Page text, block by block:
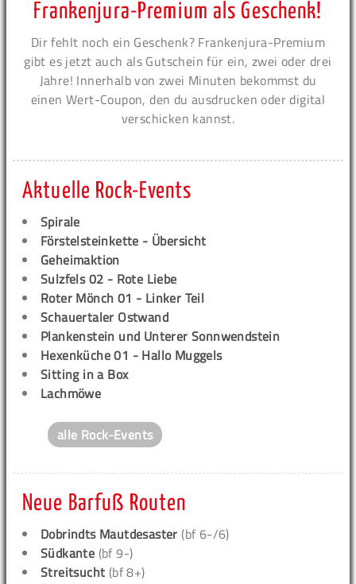
Frankenjura-Premium als Geschenk!
Dir fehlt noch ein Geschenk? Frankenjura-Premium
gibt es jetzt auch als Gutschein für ein, zwei oder drei
Jahre! Innerhalb von zwei Minuten bekommst du
einen Wert-Coupon, den du ausdrucken oder digital
verschicken kannst.
Aktuelle Rock-Events
Spirale
Förstelsteinkette - Übersicht
Geheimaktion
Sulzfels 02 - Rote Liebe
Roter Mönch 01 - Linker Teil
Schauertaler Ostwand
Plankenstein und Unterer Sonnwendstein
Hexenküche 01 - Hallo Muggels
Sitting in a Box
Lachmöwe
alle Rock-Events
Neue Barfuß Routen
Dobrindts Mautdesaster (bf 6-/6)
Südkante (bf 9-)
Streitsucht (bf 8+)